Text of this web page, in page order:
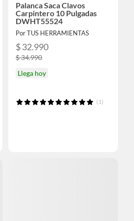
Palanca Saca Clavos
Carpintero 10 Pulgadas
DWHT55524
Por TUS HERRAMIENTAS
$ 32.990
$ 34.990
Llega hoy
(1)